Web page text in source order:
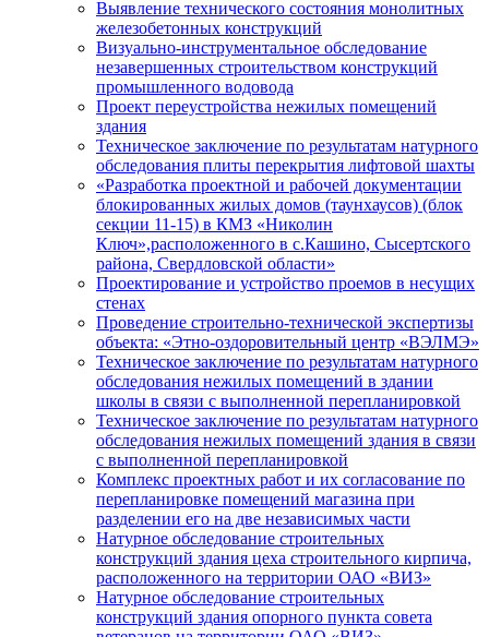
Выявление технического состояния монолитных
железобетонных конструкций
Визуально-инструментальное обследование
незавершенных строительством конструкций
промышленного водовода
Проект переустройства нежилых помещений
здания
Техническое заключение по результатам натурного
обследования плиты перекрытия лифтовой шахты
«Разработка проектной и рабочей документации
блокированных жилых домов (таунхаусов) (блок
секции 11-15) в КМЗ «Николин
Ключ»,расположенного в с.Кашино, Сысертского
района, Свердловской области»
Проектирование и устройство проемов в несущих
стенах
Проведение строительно-технической экспертизы
объекта: «Этно-оздоровительный центр «ВЭЛМЭ»
Техническое заключение по результатам натурного
обследования нежилых помещений в здании
школы в связи с выполненной перепланировкой
Техническое заключение по результатам натурного
обследования нежилых помещений здания в связи
с выполненной перепланировкой
Комплекс проектных работ и их согласование по
перепланировке помещений магазина при
разделении его на две независимых части
Натурное обследование строительных
конструкций здания цеха строительного кирпича,
расположенного на территории ОАО «ВИЗ»
Натурное обследование строительных
конструкций здания опорного пункта совета